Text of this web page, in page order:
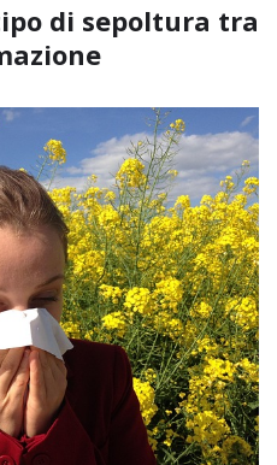
di sepoltura tra